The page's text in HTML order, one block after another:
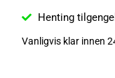
Henting
Vanligvis klar innen